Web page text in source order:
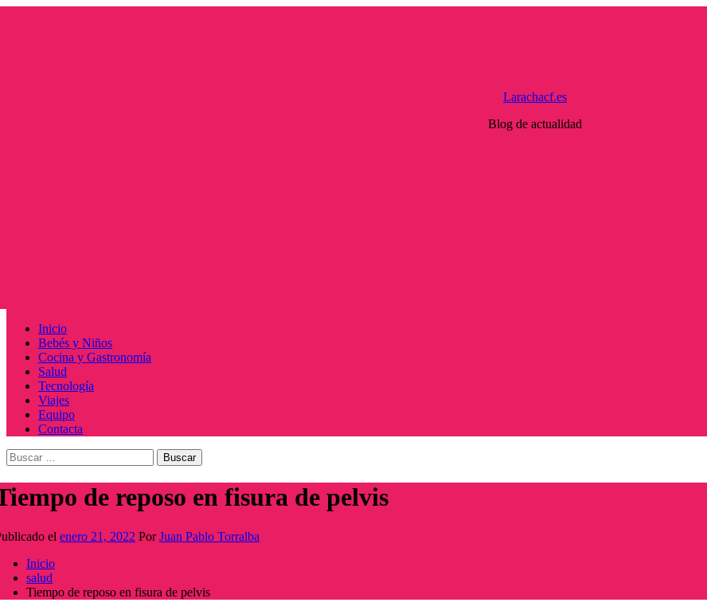
Larachacf.es
Blog de actualidad
Menú
principal
Inicio
Bebés y Niños
Cocina y Gastronomía
Salud
Tecnología
Viajes
Equipo
Contacta
Buscar:
de reposo en fisura de pelvis
el enero 21, 2022 PorJuan Pablo Torralba
Inicio
salud
Tiempo de reposo en fisura de pelvis